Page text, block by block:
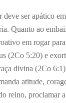
ser apático
Quanto ao
em rogar
(2Co 5:20) e
divina (2Co
atitude,
reino, proclamar